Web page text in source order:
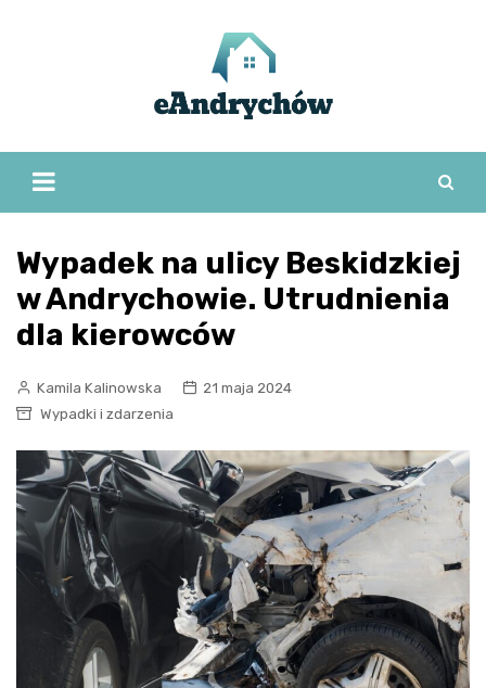
Wypadek na ulicy Beskidzkiej
w Andrychowie. Utrudnienia
dla kierowców
Kamila Kalinowska
21 maja 2024
Wypadki i zdarzenia